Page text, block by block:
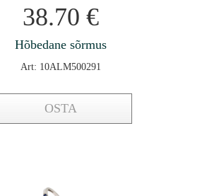
38.70 €
Hõbedane sõrmus
Art: 10ALM500291
OSTA